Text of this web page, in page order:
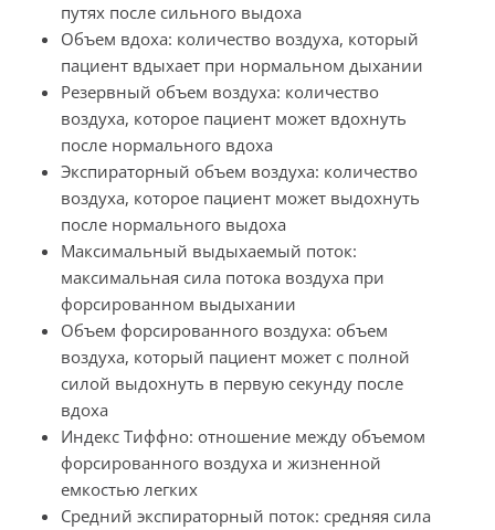
путях после сильного выдоха
Объем вдоха: количество воздуха, который
пациент вдыхает при нормальном дыхании
Резервный объем воздуха: количество
воздуха, которое пациент может вдохнуть
после нормального вдоха
Экспираторный объем воздуха: количество
воздуха, которое пациент может выдохнуть
после нормального выдоха
Максимальный выдыхаемый поток:
максимальная сила потока воздуха при
форсированном выдыхании
Объем форсированного воздуха: объем
воздуха, который пациент может с полной
силой выдохнуть в первую секунду после
вдоха
Индекс Тиффно: отношение между объемом
форсированного воздуха и жизненной
емкостью легких
Средний экспираторный поток: средняя сила